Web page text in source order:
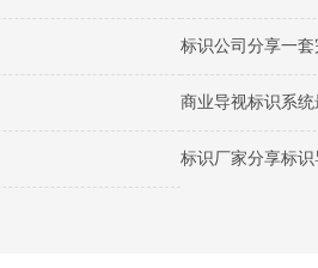
标识公司分享一
商业导视标识系
标识厂家分享标